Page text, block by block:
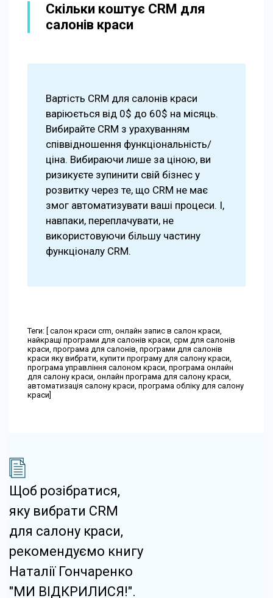
Скільки коштує CRM для
салонів краси
Вартість CRM для салонів краси
варіюється від 0$ до 60$ на місяць.
Вибирайте CRM з урахуванням
співвідношення функціональність/
ціна. Вибираючи лише за ціною, ви
ризикуєте зупинити свій бізнес у
розвитку через те, що CRM не має
змог автоматизувати ваші процеси. І,
навпаки, переплачувати, не
використовуючи більшу частину
функціоналу CRM.
Теги: [ салон краси crm, онлайн запис в салон краси,
найкращі програми для салонів краси, срм для салонів
краси, програма для салонів, програми для салонів
краси яку вибрати, купити програму для салону краси,
програма управління салоном краси, програма онлайн
для салону краси, онлайн програма для салону краси,
автоматизація салону краси, програма обліку для салону
краси]
Щоб розібратися,
яку вибрати CRM
для салону краси,
рекомендуємо книгу
Наталії Гончаренко
"МИ ВІДКРИЛИСЯ!".